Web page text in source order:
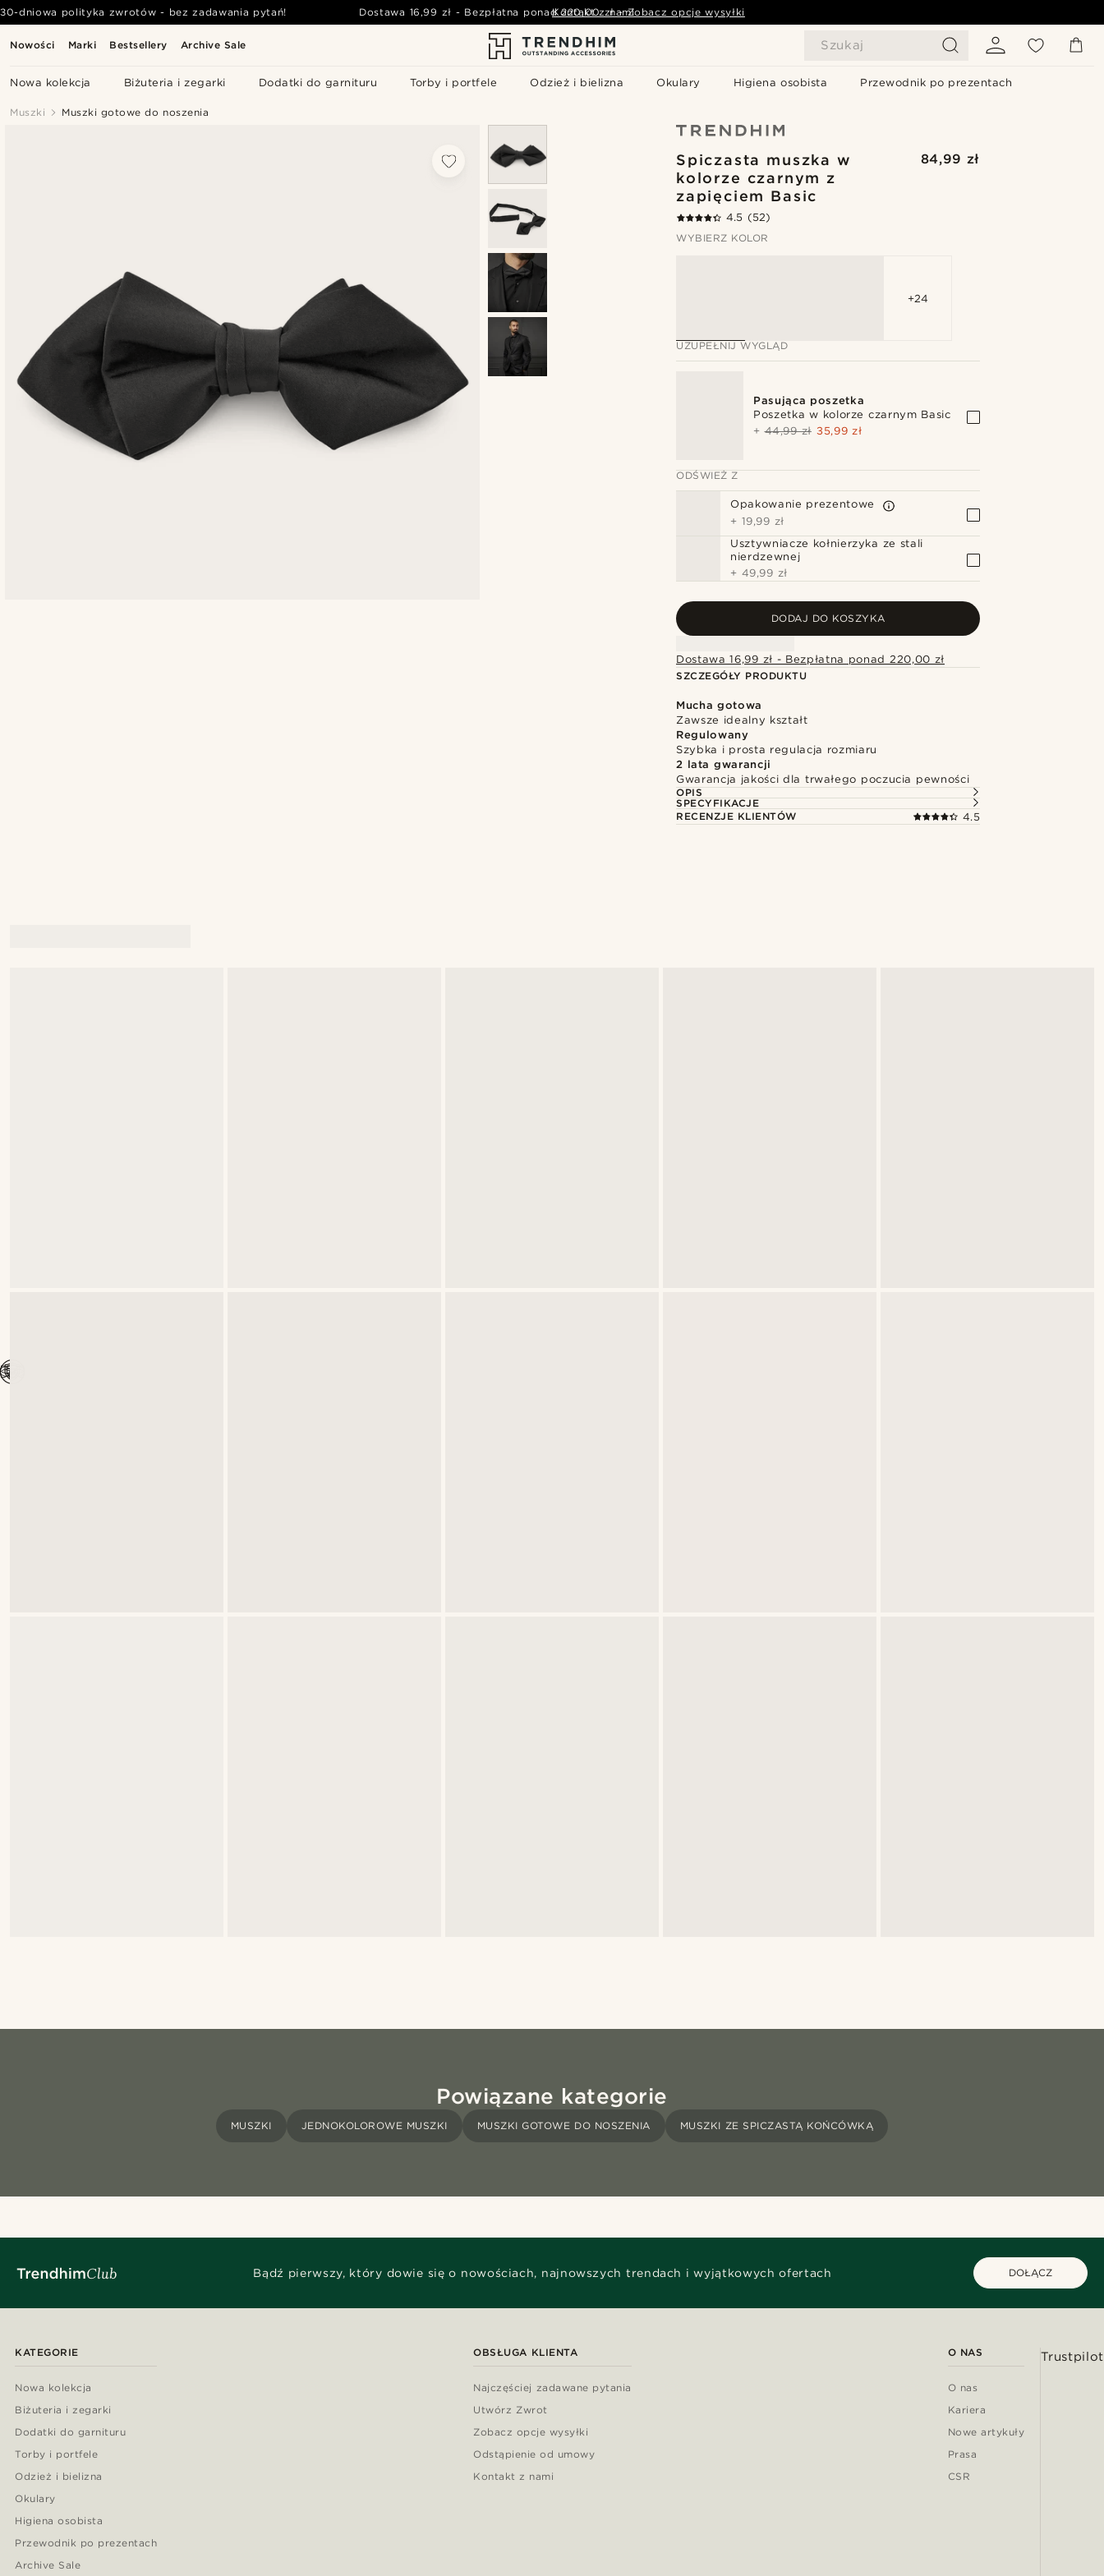
Nowości Marki Bestsellery Archive Sale Szukaj
Nowa kolekcja Biżuteria i zegarki Dodatki do garnituru Torby i portfele Odzież i bielizna Okulary Higiena osobista Przewodnik po prezentach
30-dniowa polityka zwrotów - bez zadawania pytań! Dostawa 16,99 zł - Bezpłatna ponad 220,00 zł - Zobacz opcje wysyłki
Kontakt z nami
Muszki Muszki gotowe do noszenia
Spiczasta muszka w
kolorze czarnym z
zapięciem Basic
84,99 zł
4.5 (52)
WYBIERZ KOLOR
+24
UZUPEŁNIJ WYGLĄD
Pasująca poszetka
Poszetka w kolorze czarnym Basic
+44,99 zł 35,99 zł
ODŚWIEŻ Z
Opakowanie prezentowe
+ 19,99 zł
Usztywniacze kołnierzyka ze stali
nierdzewnej
+ 49,99 zł
DODAJ DO KOSZYKA
Dostawa 16,99 zł - Bezpłatna ponad 220,00 zł
SZCZEGÓŁY PRODUKTU
Mucha gotowa
Zawsze idealny kształt
Regulowany
Szybka i prosta regulacja rozmiaru
2 lata gwarancji
Gwarancja jakości dla trwałego poczucia pewności
OPIS
SPECYFIKACJE
RECENZJE KLIENTÓW
4.5
Powiązane kategorie
MUSZKI JEDNOKOLOROWE MUSZKI MUSZKI GOTOWE DO NOSZENIA MUSZKI ZE SPICZASTĄ KOŃCÓWKĄ
Bądź pierwszy, który dowie się o nowościach, najnowszych trendach i wyjątkowych ofertach DOŁĄCZ
KATEGORIE
Nowa kolekcja
Biżuteria i zegarki
Dodatki do garnituru
Torby i portfele
Odzież i bielizna
Okulary
Higiena osobista
Przewodnik po prezentach
Archive Sale
OBSŁUGA KLIENTA
Najczęściej zadawane pytania
Utwórz Zwrot
Zobacz opcje wysyłki
Odstąpienie od umowy
Kontakt z nami
O NAS
O nas
Kariera
Nowe artykuły
Prasa
CSR
Trustpilot